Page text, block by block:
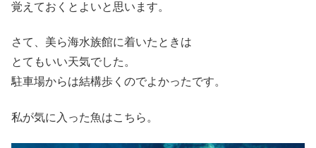
覚えておくとよいと思います。
さて、美ら海水族館に着いたときは
とてもいい天気でした。
駐車場からは結構歩くのでよかったです。
私が気に入った魚はこちら。